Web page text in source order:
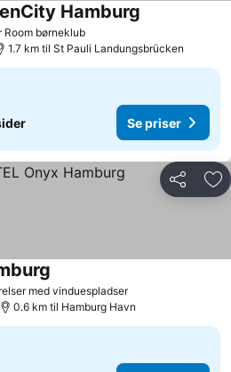
Room børneklub
Hamburg
1.7 km til St Pauli Landungsbrücken
Se priser
Del
med vinduespladser
0.6 km til Hamburg Havn